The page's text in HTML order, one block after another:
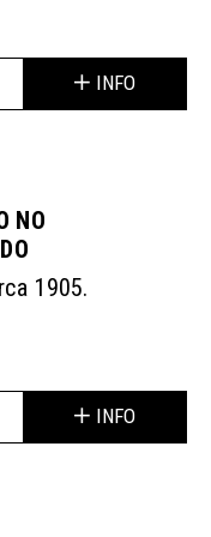
INFO
NO
1905.
INFO